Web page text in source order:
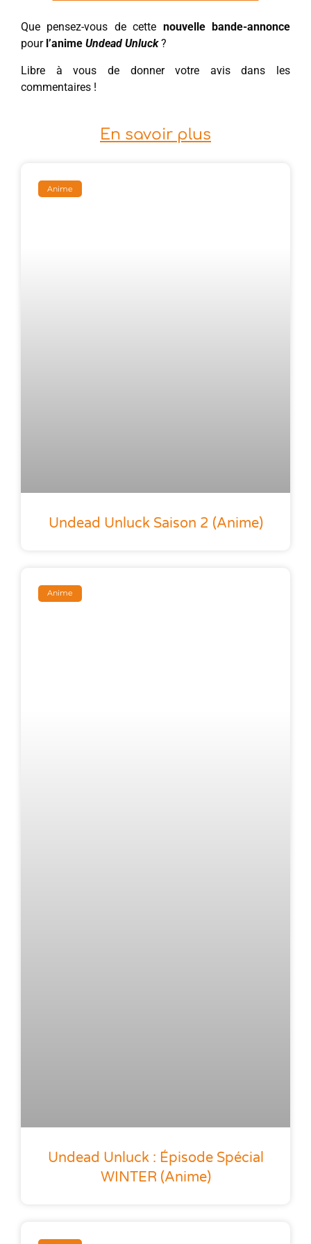
Que pensez-vous de cette nouvelle bande-annonce
pour l’anime Undead Unluck?
Libre à vous de donner votre avis dans les
commentaires !
En savoir plus
Anime
Undead Unluck Saison 2 (anime)
Anime
Undead Unluck : Épisode Spécial
WINTER (anime)